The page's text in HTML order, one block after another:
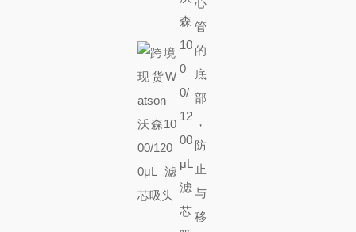
心
管
的
底
部
，
防
止
与
移